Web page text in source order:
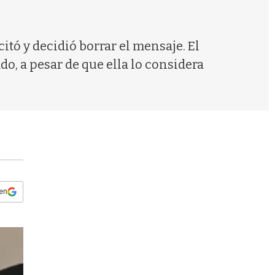
y decidió borrar el mensaje. El
a pesar de que ella lo considera